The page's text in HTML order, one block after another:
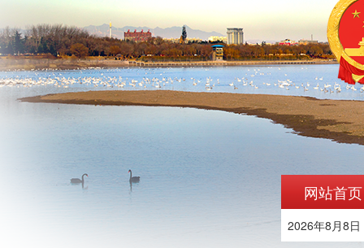
网站首页
2026年8月8